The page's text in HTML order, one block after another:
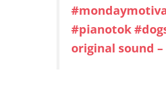
#pianotok
original sound